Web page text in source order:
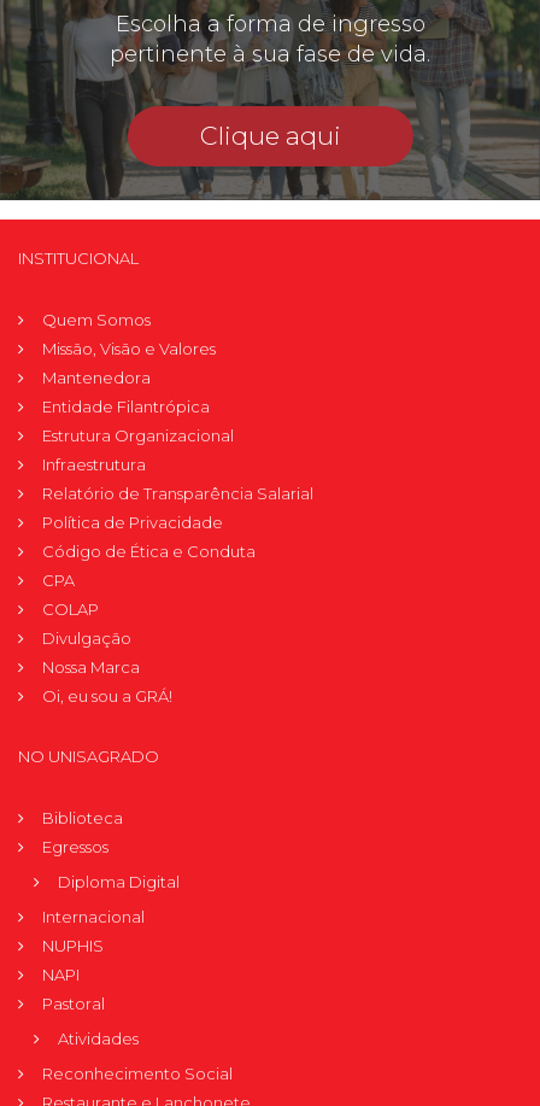
Escolha a forma de ingresso
pertinente à sua fase de vida.
Clique aqui
INSTITUCIONAL
Quem Somos
Missão, Visão e Valores
Mantenedora
Entidade Filantrópica
Estrutura Organizacional
Infraestrutura
Relatório de Transparência Salarial
Política de Privacidade
Código de Ética e Conduta
CPA
COLAP
Divulgação
Nossa Marca
Oi, eu sou a GRÁ!
NO UNISAGRADO
Biblioteca
Egressos
Diploma Digital
Internacional
NUPHIS
NAPI
Pastoral
Atividades
Reconhecimento Social
Restaurante e Lanchonete